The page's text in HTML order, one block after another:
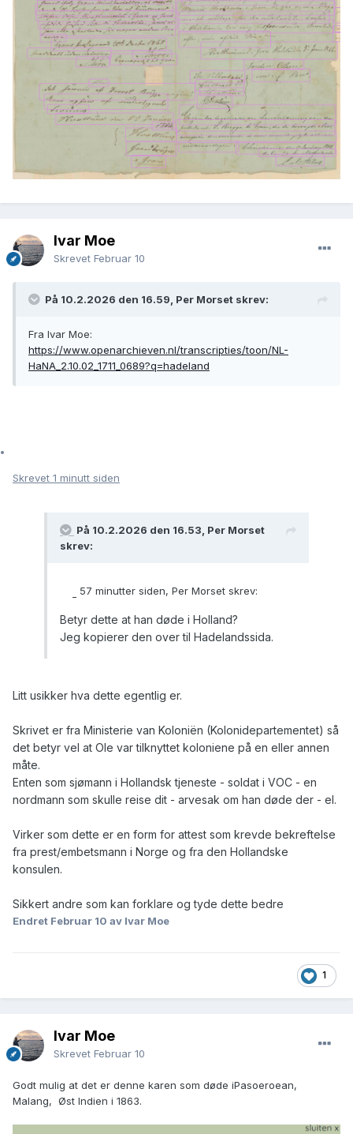
Ivar Moe
Skrevet Februar 10
På 10.2.2026 den 16.59, Per Morset skrev:
Fra Ivar Moe:
https://www.openarchieven.nl/transcripties/toon/NL-
HaNA_2.10.02_1711_0689?q=hadeland
Skrevet 1 minutt siden
På 10.2.2026 den 16.53, Per Morset
skrev:
57 minutter siden, Per Morset skrev:
Betyr dette at han døde i Holland?
Jeg kopierer den over til Hadelandssida.
Litt usikker hva dette egentlig er.
Skrivet er fra Ministerie van Koloniën (Kolonidepartementet) så
det betyr vel at Ole var tilknyttet koloniene på en eller annen
måte.
Enten som sjømann i Hollandsk tjeneste - soldat i VOC - en
nordmann som skulle reise dit - arvesak om han døde der - el.
Virker som dette er en form for attest som krevde bekreftelse
fra prest/embetsmann i Norge og fra den Hollandske
konsulen.
Sikkert andre som kan forklare og tyde dette bedre
Endret Februar 10 av Ivar Moe
1
Ivar Moe
Skrevet Februar 10
Godt mulig at det er denne karen som døde iPasoeroean,
Malang, Øst Indien i 1863.